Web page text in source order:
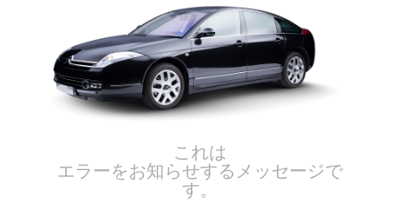
これは
エラーをお知らせするメッセージで
す。